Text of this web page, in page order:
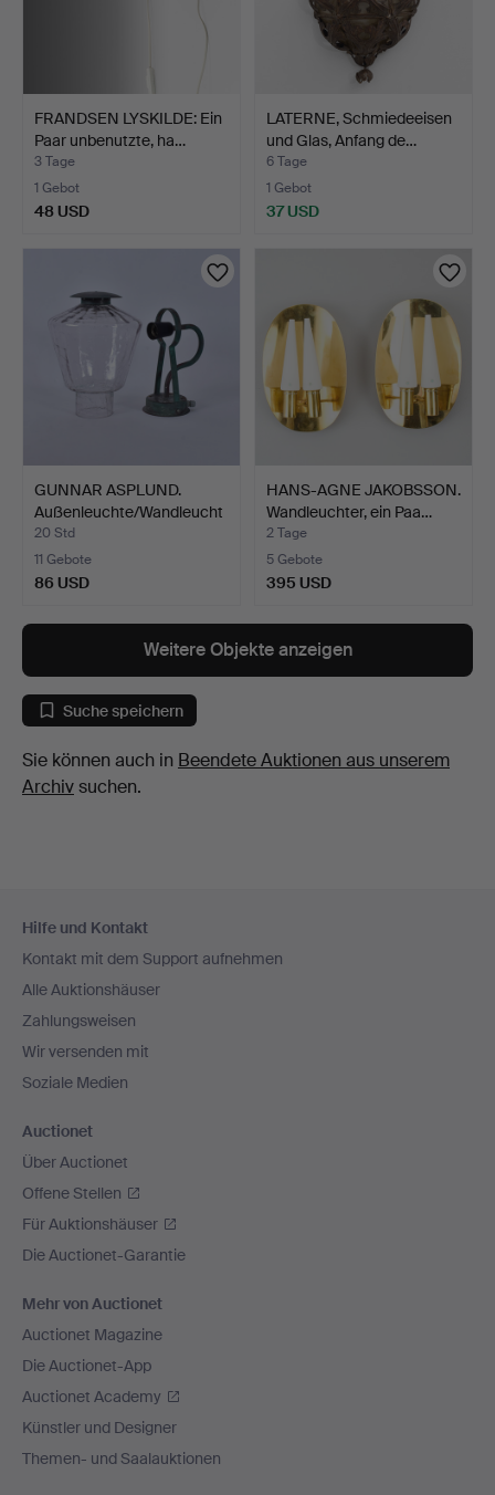
FRANDSEN LYSKILDE: Ein
Paar unbenutzte, ha…
3 Tage
1 Gebot
48 USD
LATERNE, Schmiedeeisen
und Glas, Anfang de…
6 Tage
1 Gebot
37 USD
GUNNAR ASPLUND.
Außenleuchte/Wandleucht
e, …
20 Std
11 Gebote
86 USD
HANS-AGNE JAKOBSSON.
Wandleuchter, ein Paa…
2 Tage
5 Gebote
395 USD
Weitere Objekte anzeigen
Suche speichern
Sie können auch in Beendete Auktionen aus unserem
Archivsuchen.
Navigation
Hilfe und Kontakt
Kontakt mit dem Support aufnehmen
Alle Auktionshäuser
Zahlungsweisen
Wir versenden mit
Soziale Medien
Auctionet
Über Auctionet
Offene Stellen
Für Auktionshäuser
Die Auctionet-Garantie
Mehr von Auctionet
Auctionet Magazine
Die Auctionet-App
Auctionet Academy
Künstler und Designer
Themen- und Saalauktionen